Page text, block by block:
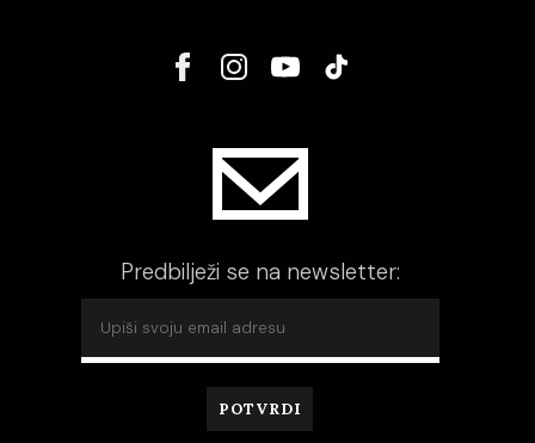
Predbilježi se na newsletter: